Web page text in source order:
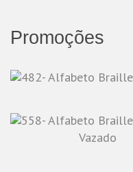
Promoções
Vazado